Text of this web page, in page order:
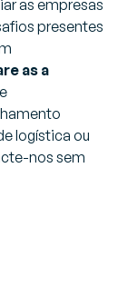
as empresas
presentes
as a
logística ou
nos sem